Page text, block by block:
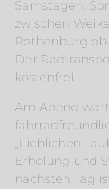
Samstagen,
zwischen
Rothenburg
Der
kostenfrei.
Am Abend
„Lieblichen
Erholung und
nächsten Tag